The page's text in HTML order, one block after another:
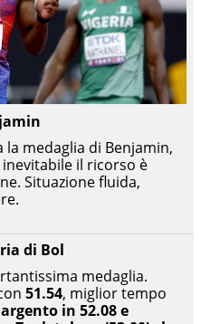
di Bol
medaglia.
51.54, miglior tempo
argento in 52.08 e
la medaglia di Benjamin,
il ricorso è
Situazione fluida,